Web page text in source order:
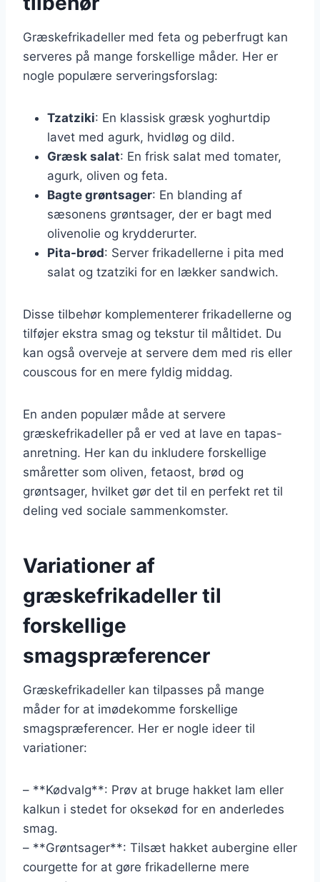
Græskefrikadeller med feta og peberfrugt kan
serveres på mange forskellige måder. Her er
nogle populære serveringsforslag:
Tzatziki: En klassisk græsk yoghurtdip
lavet med agurk, hvidløg og dild.
Græsk salat: En frisk salat med tomater,
agurk, oliven og feta.
Bagte grøntsager: En blanding af
sæsonens grøntsager, der er bagt med
olivenolie og krydderurter.
Pita-brød: Server frikadellerne i pita med
salat og tzatziki for en lækker sandwich.
Disse tilbehør komplementerer frikadellerne og
tilføjer ekstra smag og tekstur til måltidet. Du
kan også overveje at servere dem med ris eller
couscous for en mere fyldig middag.
En anden populær måde at servere
græskefrikadeller på er ved at lave en tapas-
anretning. Her kan du inkludere forskellige
småretter som oliven, fetaost, brød og
grøntsager, hvilket gør det til en perfekt ret til
deling ved sociale sammenkomster.
Variationer af
græskefrikadeller til
forskellige
smagspræferencer
Græskefrikadeller kan tilpasses på mange
måder for at imødekomme forskellige
smagspræferencer. Her er nogle ideer til
variationer:
– **Kødvalg**: Prøv at bruge hakket lam eller
kalkun i stedet for oksekød for en anderledes
smag.
– **Grøntsager**: Tilsæt hakket aubergine eller
courgette for at gøre frikadellerne mere